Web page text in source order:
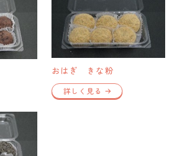
おはぎ きな粉
詳しく見る